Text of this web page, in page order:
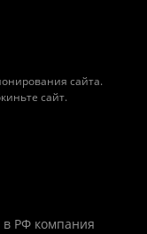
сайта.
сайт.
РФ компания